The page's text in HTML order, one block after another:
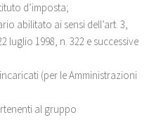
d’imposta;
abilitato ai sensi dell’art. 3,
luglio 1998, n. 322 e successive
(per le Amministrazioni
al gruppo